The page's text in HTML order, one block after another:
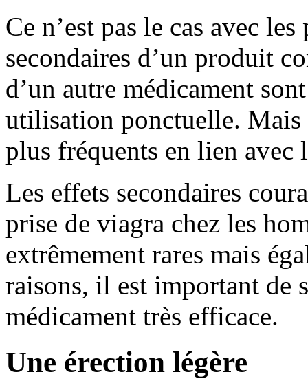
Ce n’est pas le cas avec
secondaires d’un produit
d’un autre médicament
utilisation ponctuelle. Mais
plus fréquents en lien avec
Les effets secondaires
prise de viagra chez les
extrêmement rares mais
raisons, il est important de
médicament très efficace.
Une érection légère